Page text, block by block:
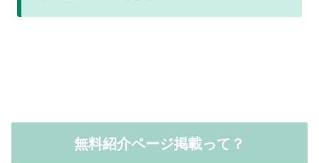
無料紹介ページ掲載って？